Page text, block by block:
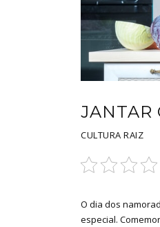
JANTAR
CULTURA RAIZ
O dia dos
especial.